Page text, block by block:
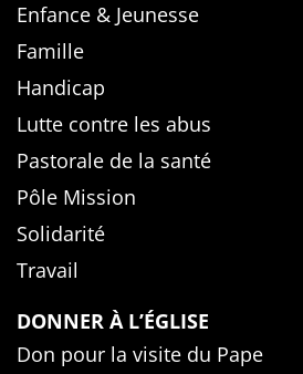
Enfance & Jeunesse
Famille
Handicap
Lutte contre les abus
Pastorale de la santé
Pôle Mission
Solidarité
Travail
DONNER À L’ÉGLISE
Don pour la visite du Pape